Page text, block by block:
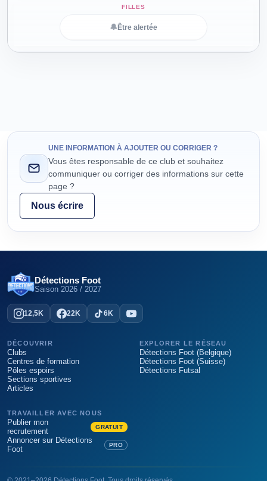
🔔 Être alertée
UNE INFORMATION À AJOUTER OU CORRIGER ?
Vous êtes responsable de ce club et souhaitez
communiquer ou corriger des informations sur cette
page ?
Nous écrire
Détections Foot
Saison 2026 / 2027
12,5K 22K 6K
DÉCOUVRIR
Clubs
Centres de formation
Pôles espoirs
Sections sportives
Articles
EXPLORER LE RÉSEAU
Détections Foot (Belgique)
Détections Foot (Suisse)
Détections Futsal
TRAVAILLER AVEC NOUS
Publier mon
recrutement
GRATUIT
Annoncer sur Détections
Foot
PRO